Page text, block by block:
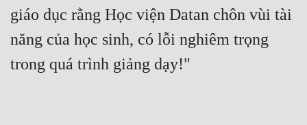
giáo dục rằng Học viện Datan chôn vùi tài
năng của học sinh, có lỗi nghiêm trọng